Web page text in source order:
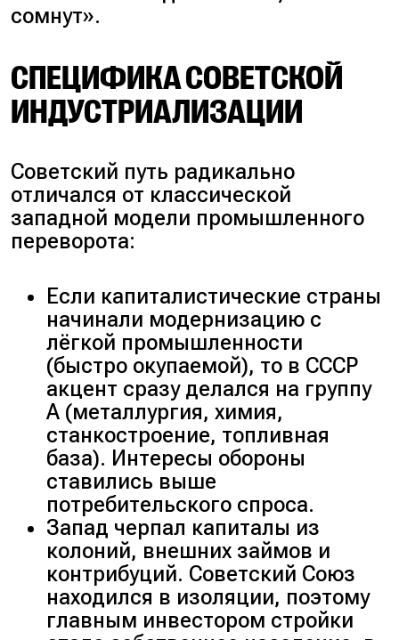
сомнут».
СПЕЦИФИКА СОВЕТСКОЙ
ИНДУСТРИАЛИЗАЦИИ
Советский путь радикально
отличался от классической
западной модели промышленного
переворота:
Если капиталистические страны
начинали модернизацию с
лёгкой промышленности
(быстро окупаемой), то в СССР
акцент сразу делался на группу
А (металлургия, химия,
станкостроение, топливная
база). Интересы обороны
ставились выше
потребительского спроса.
Запад черпал капиталы из
колоний, внешних займов и
контрибуций. Советский Союз
находился в изоляции, поэтому
главным инвестором стройки